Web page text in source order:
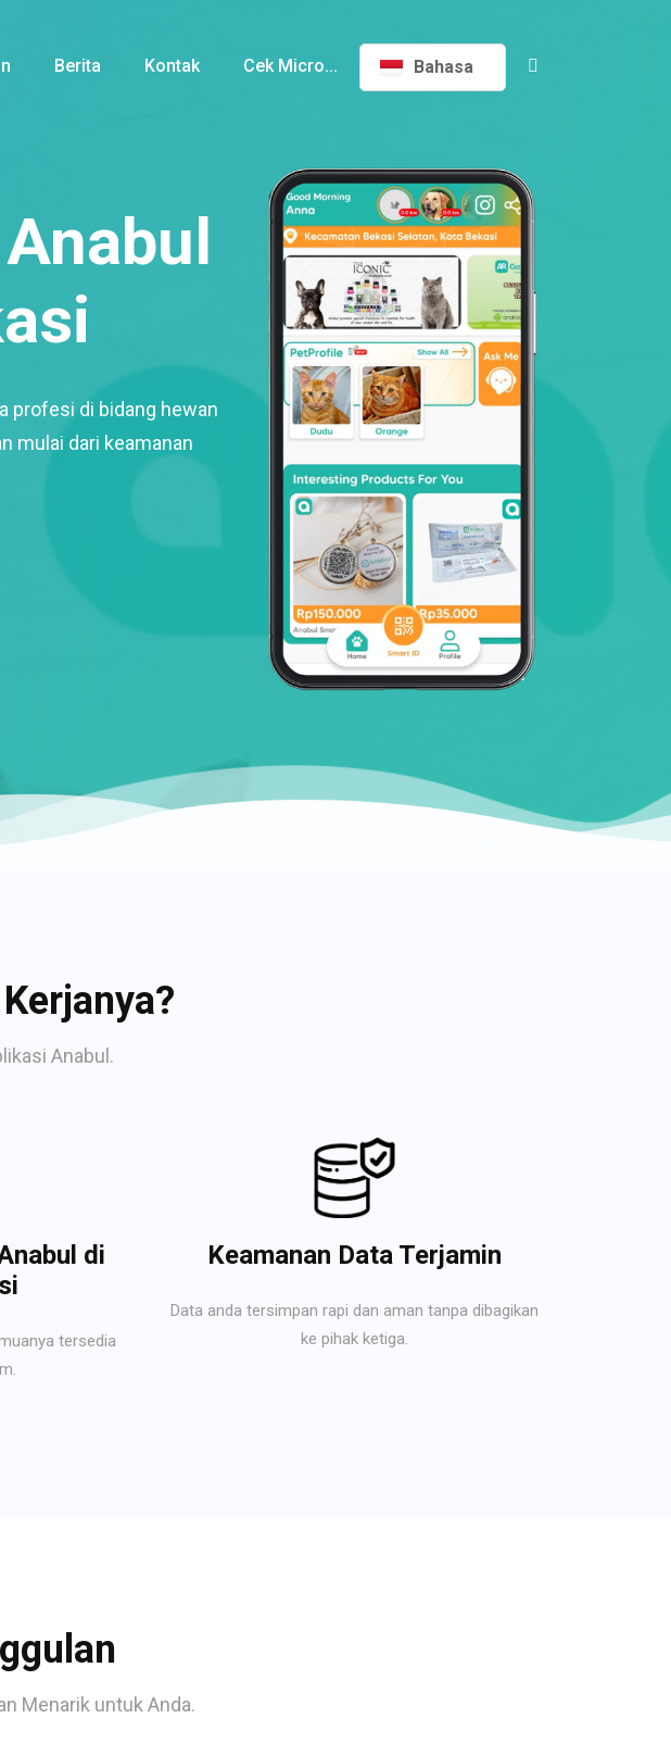
Berita Kontak Cek Micro... Bahasa
profesi di bidang hewan
mulai dari keamanan
Anabul.
di
tersedia
Keamanan Data Terjamin
Data anda tersimpan rapi dan aman tanpa dibagikan
ke pihak ketiga.
Menarik untuk Anda.